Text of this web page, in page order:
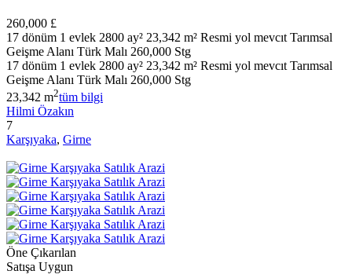
260,000 £
17 dönüm 1 evlek 2800 ay² 23,342 m² Resmi yol mevcıt Tarımsal
Geişme Alanı Türk Malı 260,000 Stg
17 dönüm 1 evlek 2800 ay² 23,342 m² Resmi yol mevcıt Tarımsal
Geişme Alanı Türk Malı 260,000 Stg
23,342 m2tüm bilgi
Hilmi Özakın
7
Karşıyaka, Girne
Öne Çıkarılan
Satışa Uygun